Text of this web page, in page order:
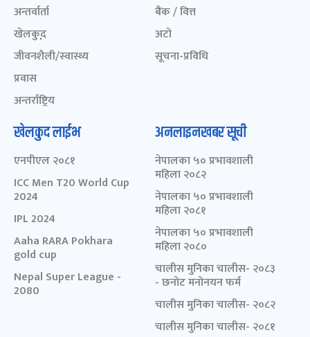
अन्तर्वार्ता
खेलकुद़़
जीवनशैली/स्वास्थ्य
प्रवास
अन्तर्राष्ट्रिय
बैंक / वित्त
अटो
सूचना-प्रविधि
खेलकुद लाईभ
एनपीएल २०८१
ICC Men T20 World Cup
2024
IPL 2024
Aaha RARA Pokhara
gold cup
Nepal Super League -
2080
अनलाइनखबर सूची
नेपालका ५० प्रभावशाली
महिला २०८२
नेपालका ५० प्रभावशाली
महिला २०८१
नेपालका ५० प्रभावशाली
महिला २०८०
चालीस मुनिका चालीस- २०८३
- छनोट मनोनयन फर्म
चालीस मुनिका चालीस- २०८२
चालीस मुनिका चालीस- २०८१